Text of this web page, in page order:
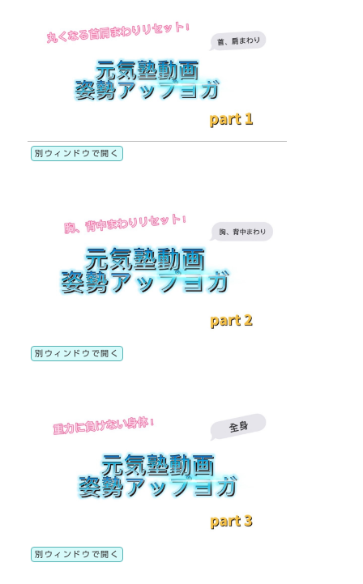
別ウィンドウで開く
別ウィンドウで開く
別ウィンドウで開く